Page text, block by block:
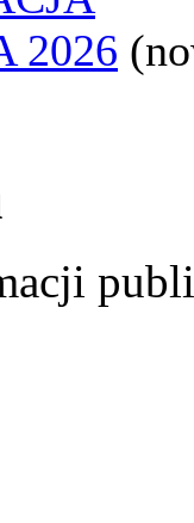
2026